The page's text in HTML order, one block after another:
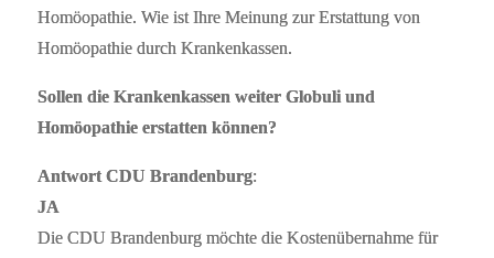
Homöopathie. Wie ist Ihre Meinung zur Erstattung von
Homöopathie durch Krankenkassen.
Sollen die Krankenkassen weiter Globuli und
Homöopathie erstatten können?
Antwort CDU Brandenburg:
JA
Die CDU Brandenburg möchte die Kostenübernahme für